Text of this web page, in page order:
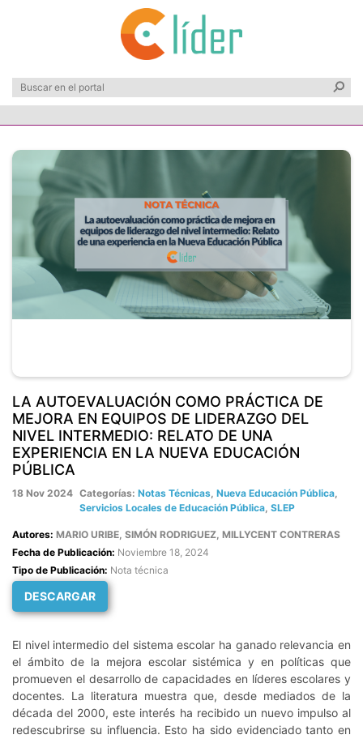
LA AUTOEVALUACIÓN COMO PRÁCTICA DE
MEJORA EN EQUIPOS DE LIDERAZGO DEL
NIVEL INTERMEDIO: RELATO DE UNA
EXPERIENCIA EN LA NUEVA EDUCACIÓN
PÚBLICA
18 Nov 2024 Categorías: Notas Técnicas Nueva Educación Pública
Servicios Locales de Educación Pública SLEP
Autores: MARIO URIBE, SIMÓN RODRIGUEZ, MILLYCENT CONTRERAS
Fecha de Publicación: Noviembre 18, 2024
Tipo de Publicación: Nota técnica
DESCARGAR
El nivel intermedio del sistema escolar ha ganado relevancia en
el ámbito de la mejora escolar sistémica y en políticas que
promueven el desarrollo de capacidades en líderes escolares y
docentes. La literatura muestra que, desde mediados de la
década del 2000, este interés ha recibido un nuevo impulso al
redescubrirse su influencia. Esto ha sido evidenciado tanto en